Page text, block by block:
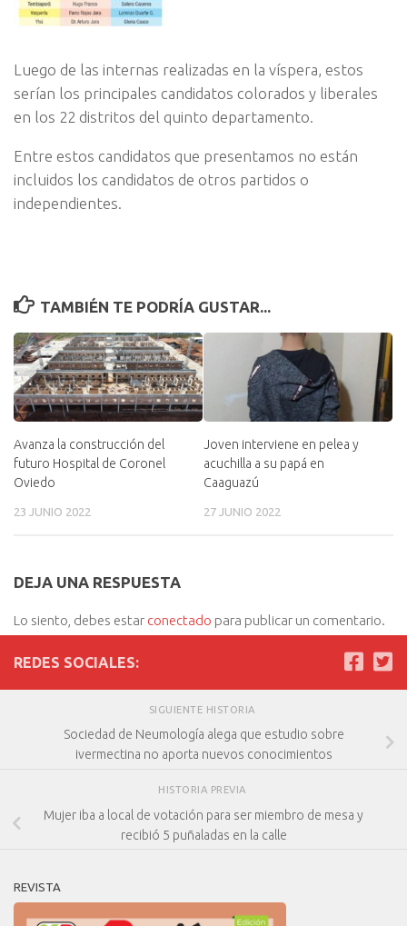
Luego de las internas realizadas en la víspera, estos
serían los principales candidatos colorados y liberales
en los 22 distritos del quinto departamento.
Entre estos candidatos que presentamos no están
incluidos los candidatos de otros partidos o
independientes.
TAMBIÉN TE PODRÍA GUSTAR...
Avanza la construcción del
futuro Hospital de Coronel
Oviedo
23 JUNIO 2022
Joven interviene en pelea y
acuchilla a su papá en
Caaguazú
27 JUNIO 2022
DEJA UNA RESPUESTA
Lo siento, debes estar conectado para publicar un comentario.
REDES SOCIALES:
SIGUIENTE HISTORIA
Sociedad de Neumología alega que estudio sobre
ivermectina no aporta nuevos conocimientos
HISTORIA PREVIA
Mujer iba a local de votación para ser miembro de mesa y
recibió 5 puñaladas en la calle
REVISTA